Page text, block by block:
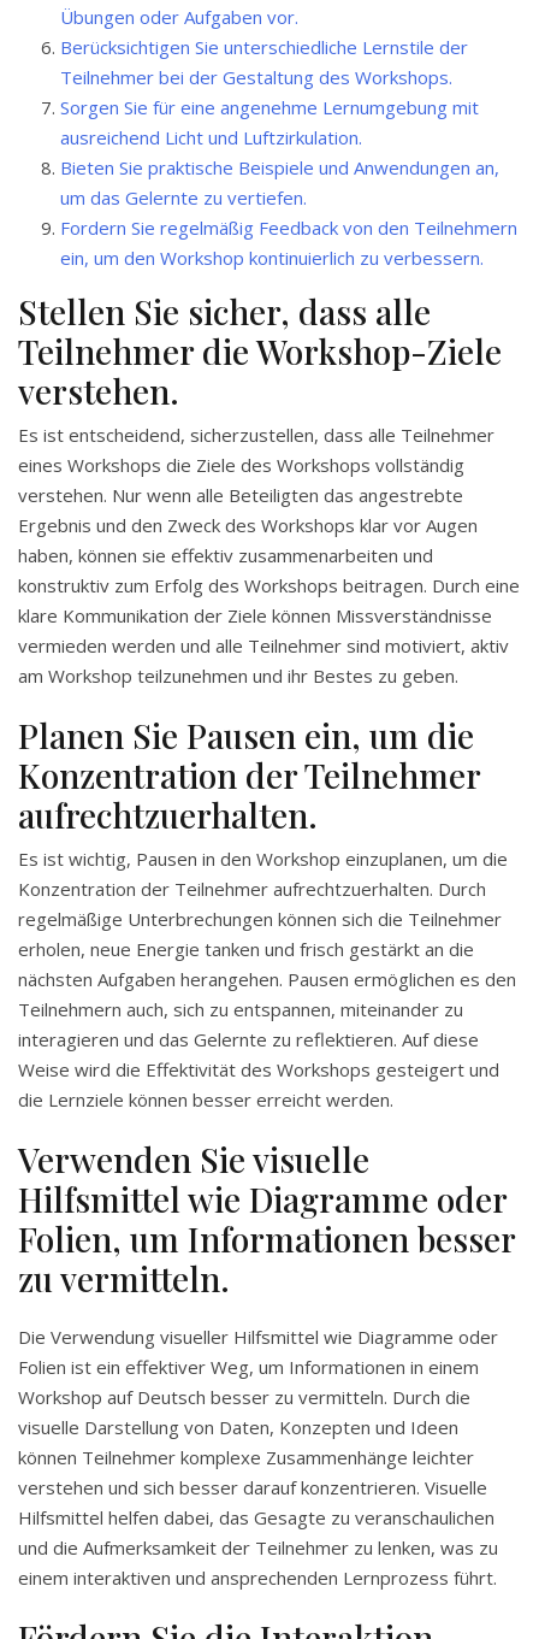
Übungen oder Aufgaben vor.
Berücksichtigen Sie unterschiedliche Lernstile der
Teilnehmer bei der Gestaltung des Workshops.
Sorgen Sie für eine angenehme Lernumgebung mit
ausreichend Licht und Luftzirkulation.
Bieten Sie praktische Beispiele und Anwendungen an,
um das Gelernte zu vertiefen.
Fordern Sie regelmäßig Feedback von den Teilnehmern
ein, um den Workshop kontinuierlich zu verbessern.
Stellen Sie sicher, dass alle
Teilnehmer die Workshop-Ziele
verstehen.
Es ist entscheidend, sicherzustellen, dass alle Teilnehmer
eines Workshops die Ziele des Workshops vollständig
verstehen. Nur wenn alle Beteiligten das angestrebte
Ergebnis und den Zweck des Workshops klar vor Augen
haben, können sie effektiv zusammenarbeiten und
konstruktiv zum Erfolg des Workshops beitragen. Durch eine
klare Kommunikation der Ziele können Missverständnisse
vermieden werden und alle Teilnehmer sind motiviert, aktiv
am Workshop teilzunehmen und ihr Bestes zu geben.
Planen Sie Pausen ein, um die
Konzentration der Teilnehmer
aufrechtzuerhalten.
Es ist wichtig, Pausen in den Workshop einzuplanen, um die
Konzentration der Teilnehmer aufrechtzuerhalten. Durch
regelmäßige Unterbrechungen können sich die Teilnehmer
erholen, neue Energie tanken und frisch gestärkt an die
nächsten Aufgaben herangehen. Pausen ermöglichen es den
Teilnehmern auch, sich zu entspannen, miteinander zu
interagieren und das Gelernte zu reflektieren. Auf diese
Weise wird die Effektivität des Workshops gesteigert und
die Lernziele können besser erreicht werden.
Verwenden Sie visuelle
Hilfsmittel wie Diagramme oder
Folien, um Informationen besser
zu vermitteln.
Die Verwendung visueller Hilfsmittel wie Diagramme oder
Folien ist ein effektiver Weg, um Informationen in einem
Workshop auf Deutsch besser zu vermitteln. Durch die
visuelle Darstellung von Daten, Konzepten und Ideen
können Teilnehmer komplexe Zusammenhänge leichter
verstehen und sich besser darauf konzentrieren. Visuelle
Hilfsmittel helfen dabei, das Gesagte zu veranschaulichen
und die Aufmerksamkeit der Teilnehmer zu lenken, was zu
einem interaktiven und ansprechenden Lernprozess führt.